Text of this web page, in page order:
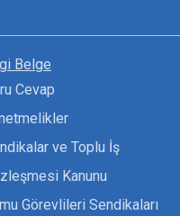
Belge
Cevap
ve Toplu İş
Kanunu
Görevlileri Sendikaları